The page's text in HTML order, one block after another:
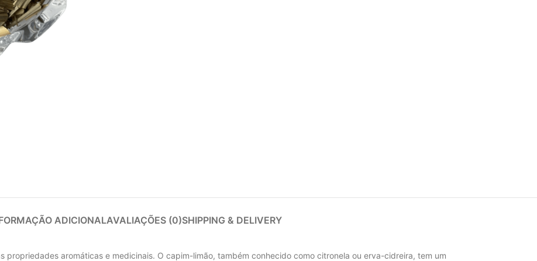
ADICIONALAVALIAÇÕES (0)SHIPPING & DELIVERY
aromáticas e medicinais. O capim-limão, também conhecido como citronela ou erva-cidreira, tem um